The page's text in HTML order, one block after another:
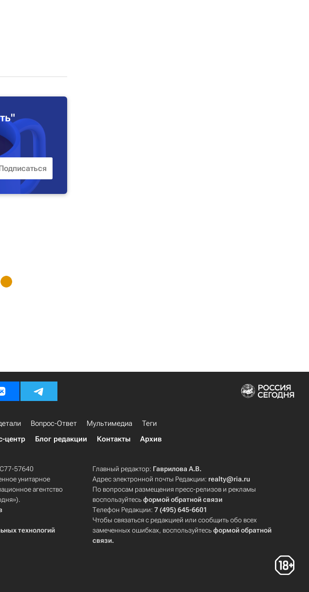
Вопрос-Ответ Мультимедиа
Теги
центр Блог редакции Контакты Архив
57640
унитарное
агентство
технологий
Главный редактор: Гаврилова А.В.
Адрес электронной почты Редакции: realty@ria.ru
По вопросам размещения пресс-релизов и рекламы
воспользуйтесьформой обратной связи
Телефон Редакции:7 (495) 645-6601
Чтобы связаться с редакцией или сообщить обо всех
замеченных ошибках, воспользуйтесьформой обратной
связи.